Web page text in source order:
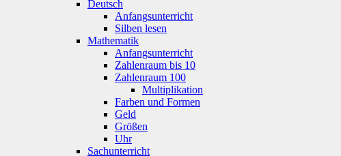
Deutsch
Anfangsunterricht
Silben lesen
Mathematik
Anfangsunterricht
Zahlenraum bis 10
Zahlenraum 100
Multiplikation
Farben und Formen
Geld
Größen
Uhr
Sachunterricht